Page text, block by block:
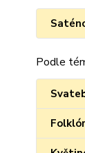
Podle
Folklór